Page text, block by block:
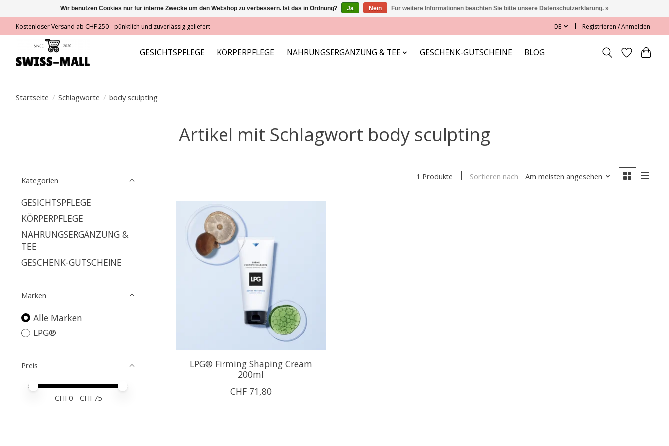
Kostenloser Versand ab CHF 250 – pünktlich und zuverlässig geliefert DE Registrieren / Anmelden
GESICHTSPFLEGE KÖRPERPFLEGE NAHRUNGSERGÄNZUNG & TEE GESCHENK-GUTSCHEINE BLOG
Startseite / Schlagworte / body sculpting
Artikel mit Schlagwort body sculpting
Kategorien
GESICHTSPFLEGE
KÖRPERPFLEGE
NAHRUNGSERGÄNZUNG &
TEE
GESCHENK-GUTSCHEINE
Marken
Alle Marken
LPG®
Preis
Preis – Mindestwert
Price maximum value
CHF0 - CHF75
1 Produkte Sortieren nach Am meisten angesehen
LPG® Firming Shaping Cream
200ml
CHF 71,80
Wir benutzen Cookies nur für interne Zwecke um den Webshop zu verbessern. Ist das in Ordnung? Ja Nein Für weitere Informationen beachten Sie bitte unsere Datenschutzerklärung. »